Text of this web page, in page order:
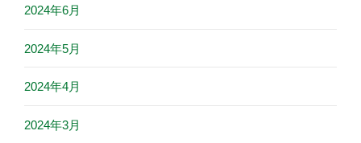
2024年6月
2024年5月
2024年4月
2024年3月